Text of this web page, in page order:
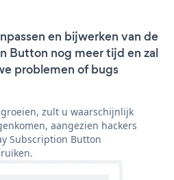
en bijwerken van de
Button nog meer tijd en zal
problemen of bugs
zult u waarschijnlijk
aangezien hackers
Subscription Button